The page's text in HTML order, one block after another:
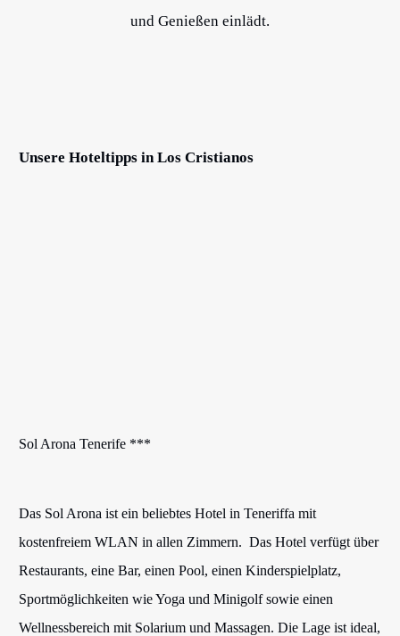
und Genießen einlädt.
Unsere Hoteltipps in Los Cristianos
Sol Arona Tenerife ***
Das Sol Arona ist ein beliebtes Hotel in Teneriffa mit
kostenfreiem WLAN in allen Zimmern. Das Hotel verfügt über
Restaurants, eine Bar, einen Pool, einen Kinderspielplatz,
Sportmöglichkeiten wie Yoga und Minigolf sowie einen
Wellnessbereich mit Solarium und Massagen. Die Lage ist ideal,